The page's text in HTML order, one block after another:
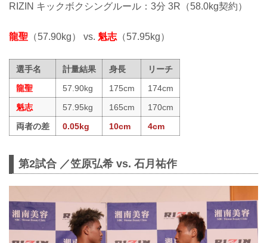
RIZIN キックボクシングルール：3分 3R（58.0kg契約）
龍聖 （57.90kg） vs. 魁志 （57.95kg）
選手名 計量結果 身長
リーチ
龍聖
57.90kg 175cm
174cm
魁志
57.95kg 165cm
170cm
両者の差
0.05kg 10cm 4cm
第2試合 ／笠原弘希 vs. 石月祐作